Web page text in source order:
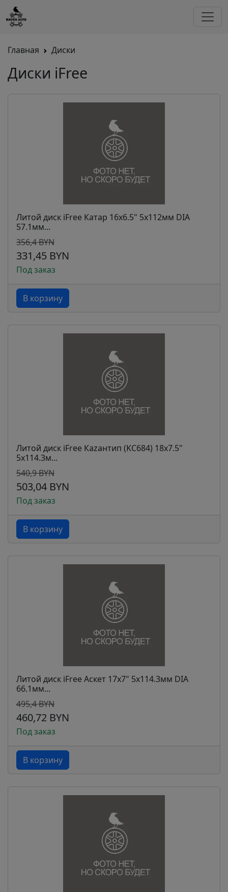
Главная Диски
Диски iFree
Литой диск iFree Катар 16x6.5" 5x112мм DIA
57.1мм...
356,4 BYN
331,45 BYN
Под заказ
В корзину
Литой диск iFree Кazaнтип (KC684) 18x7.5"
5x114.3м...
540,9 BYN
503,04 BYN
Под заказ
В корзину
Литой диск iFree Аскет 17x7" 5x114.3мм DIA
66.1мм...
495,4 BYN
460,72 BYN
Под заказ
В корзину